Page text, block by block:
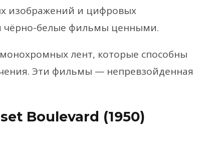
изображений и цифровых
белые фильмы ценными.
лент, которые способны
Эти фильмы — непревзойденная
Boulevard (1950)